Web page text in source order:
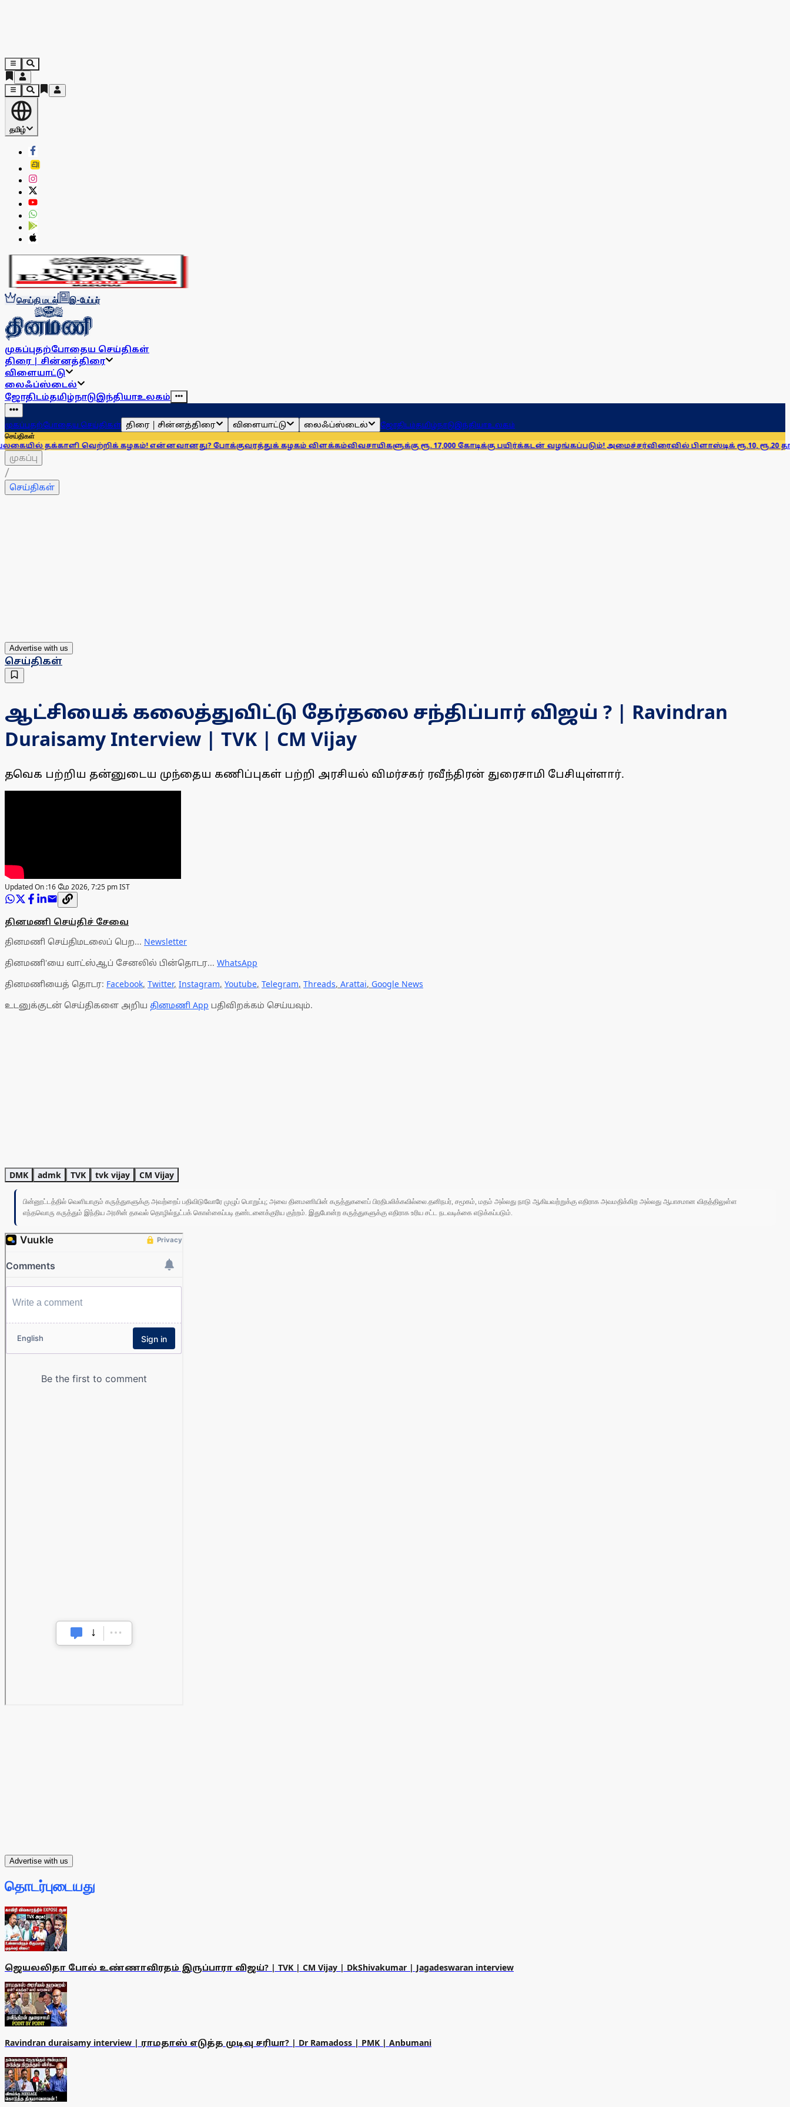
தமிழ்
செய்தி மடல் இ-பேப்பர்
முகப்புதற்போதைய செய்திகள்
திரை | சின்னத்திரை
விளையாட்டு
லைஃப்ஸ்டைல்
ஜோதிடம்தமிழ்நாடுஇந்தியாஉலகம்
முகப்புதற்போதைய செய்திகள் திரை | சின்னத்திரை விளையாட்டு லைஃப்ஸ்டைல் ஜோதிடம்தமிழ்நாடுஇந்தியாஉலகம்
செய்திகள்
தக்காளி வெற்றிக் கழகம்! என்னவானது? போக்குவரத்துக் கழகம் விளக்கம்விவசாயிகளுக்கு ரூ. 17,000 கோடிக்கு பயிர்க்கடன் வழங்கப்படும்! அமைச்சர்விரைவில் பிளாஸ்டிக் ரூ.10, ரூ.20 தாள்கள்!
முகப்பு
/
செய்திகள்
Advertise with us
செய்திகள்
ஆட்சியைக் கலைத்துவிட்டு தேர்தலை சந்திப்பார் விஜய் ? | Ravindran
Duraisamy Interview | TVK | CM Vijay
தவெக பற்றிய தன்னுடைய முந்தைய கணிப்புகள் பற்றி அரசியல் விமர்சகர் ரவீந்திரன் துரைசாமி பேசியுள்ளார்.
Updated On :16 மே 2026, 7:25 pm IST
தினமணி செய்திச் சேவை
தினமணி செய்திமடலைப் பெற... Newsletter
தினமணி'யை வாட்ஸ்ஆப் சேனலில் பின்தொடர... WhatsApp
தினமணியைத் தொடர: Facebook, Twitter, Instagram, Youtube, Telegram, Threads, Arattai, Google News
உடனுக்குடன் செய்திகளை அறிய தினமணி App பதிவிறக்கம் செய்யவும்.
DMK admk TVK tvk vijay CM Vijay
பின்னூட்டத்தில் வெளியாகும் கருத்துகளுக்கு அவற்றைப் பதிவிடுவோரே முழுப் பொறுப்பு; அவை தினமணியின் கருத்துகளைப் பிரதிபலிக்கவில்லை.தனிநபர், சமூகம், மதம் அல்லது நாடு ஆகியவற்றுக்கு எதிராக அவமதிக்கிற அல்லது ஆபாசமான விதத்திலுள்ள
எந்தவொரு கருத்தும் இந்திய அரசின் தகவல் தொழில்நுட்பக் கொள்கைப்படி தண்டனைக்குரிய குற்றம். இதுபோன்ற கருத்துகளுக்கு எதிராக உரிய சட்ட நடவடிக்கை எடுக்கப்படும்.
Advertise with us
தொடர்புடையது
ஜெயலலிதா போல் உண்ணாவிரதம் இருப்பாரா விஜய்? | TVK | CM Vijay | DkShivakumar | Jagadeswaran interview
Ravindran duraisamy interview | ராமதாஸ் எடுத்த முடிவு சரியா? | Dr Ramadoss | PMK | Anbumani